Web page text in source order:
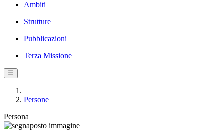
Ambiti
Strutture
Pubblicazioni
Terza Missione
☰
Persone
Persona